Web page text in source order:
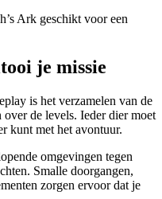
Ark geschikt voor een
je missie
is het verzamelen van de
de levels. Ieder dier moet
kunt met het avontuur.
omgevingen tegen
Smalle doorgangen,
zorgen ervoor dat je